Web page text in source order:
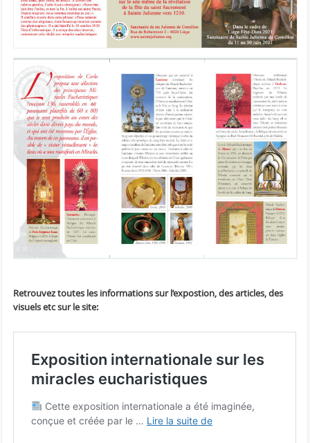
Retrouvez toutes les informations sur l’expostion, des articles, des
visuels etc sur le site: